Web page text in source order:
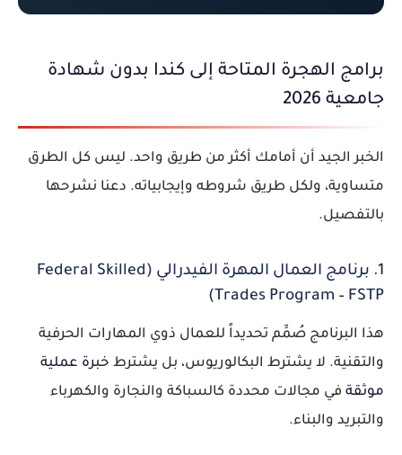
برامج الهجرة المتاحة إلى كندا بدون شهادة
جامعية 2026
الخبر الجيد أن أمامك أكثر من طريق واحد. ليس كل الطرق
متساوية، ولكل طريق شروطه وإيجابياته. دعنا نشرحها
بالتفصيل.
1. برنامج العمال المهرة الفيدرالي (Federal Skilled
Trades Program – FSTP)
هذا البرنامج صُمِّم تحديداً للعمال ذوي المهارات الحرفية
والتقنية. لا يشترط البكالوريوس، بل يشترط خبرة عملية
موثقة في مجالات محددة كالسباكة والنجارة والكهرباء
والتبريد والبناء.